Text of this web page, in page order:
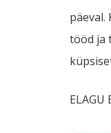
päeval.
tööd ja
ELAGU